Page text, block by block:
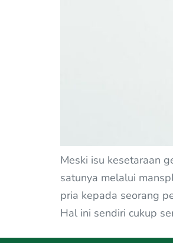
Meski isu kesetaraan
satunya melalui
pria kepada seorang
Hal ini sendiri cukup